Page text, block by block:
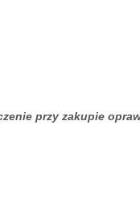
przy zakupie